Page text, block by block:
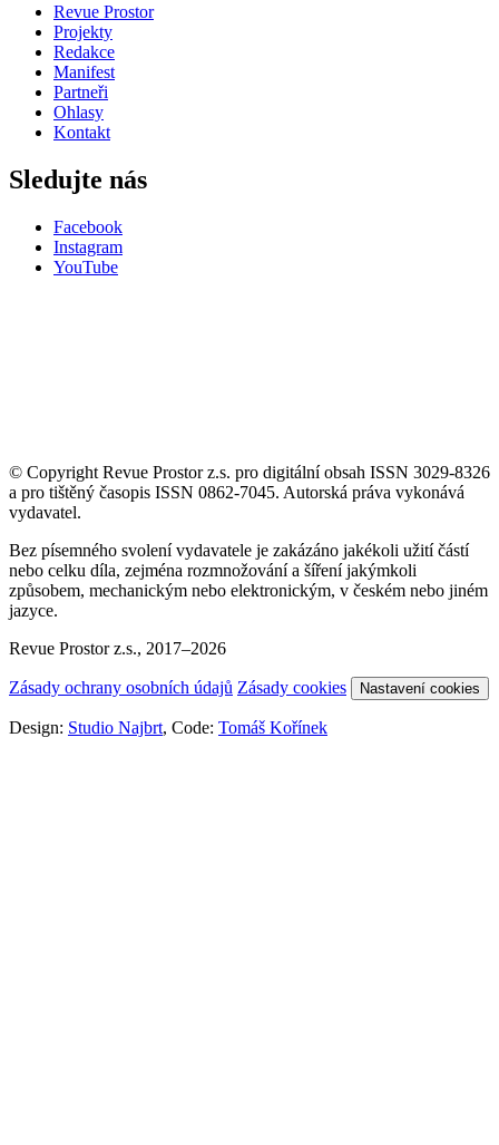
Revue Prostor
Projekty
Redakce
Manifest
Partneři
Ohlasy
Kontakt
Sledujte nás
Facebook
Instagram
YouTube
© Copyright Revue Prostor z.s. pro digitální obsah ISSN 3029-8326
a pro tištěný časopis ISSN 0862-7045. Autorská práva vykonává
vydavatel.
Bez písemného svolení vydavatele je zakázáno jakékoli užití částí
nebo celku díla, zejména rozmnožování a šíření jakýmkoli
způsobem, mechanickým nebo elektronickým, v českém nebo jiném
jazyce.
Revue Prostor z.s., 2017–2026
Zásady ochrany osobních údajů Zásady cookies Nastavení cookies
Design: Studio Najbrt, Code: Tomáš Kořínek